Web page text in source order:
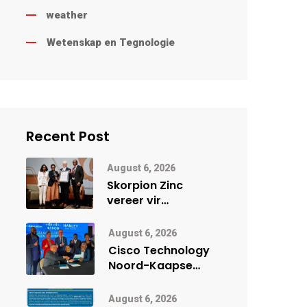
weather
Wetenskap en Tegnologie
Recent Post
August 6, 2026
Skorpion Zinc
vereer vir
veiligheidsprestasie
by Namibië Mynbou
Ekspo
August 6, 2026
Cisco Technology
Noord-Kaapse
digitale toekoms
August 6, 2026